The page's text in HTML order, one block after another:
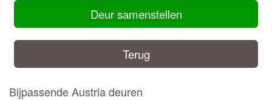
Deur samenstellen
Terug
Bijpassende Austria deuren